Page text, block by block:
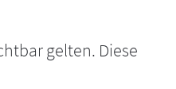
gelten. Diese